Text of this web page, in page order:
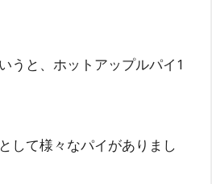
うと、ホットアップルパイ1
して様々なパイがありまし